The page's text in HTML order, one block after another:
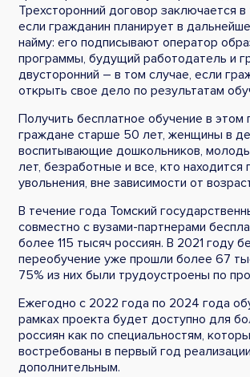
Трехсторонний договор заключается в
если гражданин планирует в
найму: его подписывают оператор
программы, будущий работодатель и
двусторонний – в том случае, если
открыть свое дело по результатам
Получить бесплатное обучение в этом
граждане старше 50 лет, женщины в
воспитывающие дошкольников,
лет, безработные и все, кто находится
увольнения, вне зависимости от
В течение года Томский
совместно с вузами-партнерами
более 115 тысяч россиян. В 2021 году
переобучение уже прошли более 67
75% из них были трудоустроены по
Ежегодно с 2022 года по 2024 года
рамках проекта будет доступно для
россиян как по специальностям,
востребованы в первый год
дополнительным.